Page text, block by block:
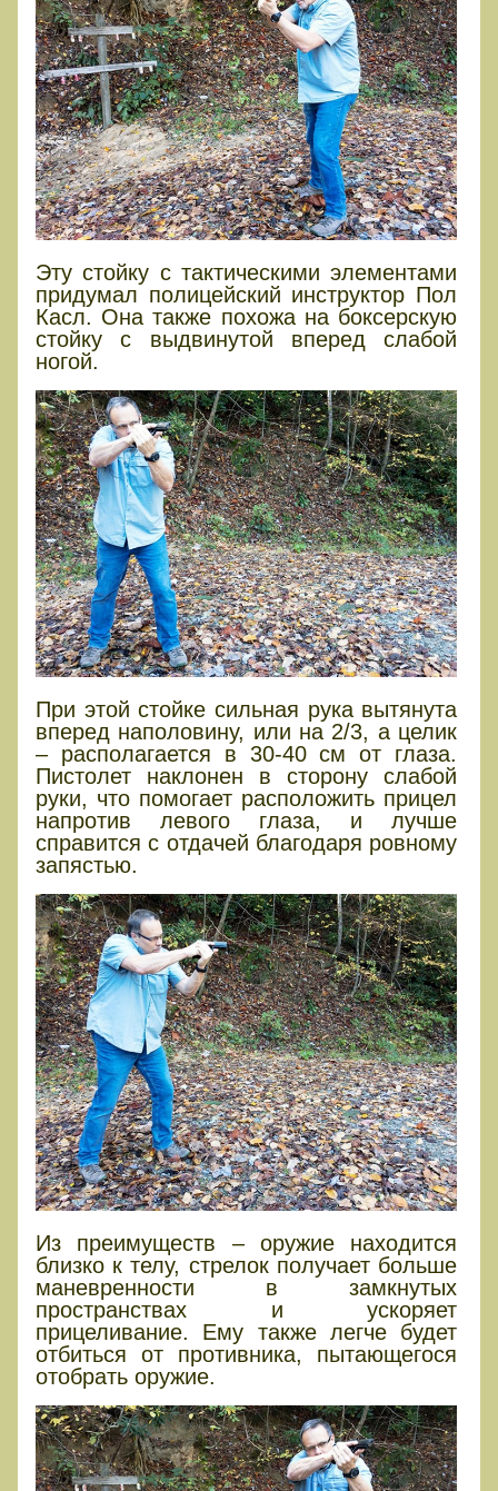
Эту стойку с тактическими элементами
придумал полицейский инструктор Пол
Касл. Она также похожа на боксерскую
стойку с выдвинутой вперед слабой
ногой.
При этой стойке сильная рука вытянута
вперед наполовину, или на 2/3, а целик
– располагается в 30-40 см от глаза.
Пистолет наклонен в сторону слабой
руки, что помогает расположить прицел
напротив левого глаза, и лучше
справится с отдачей благодаря ровному
запястью.
Из преимуществ – оружие находится
близко к телу, стрелок получает больше
маневренности в замкнутых
пространствах и ускоряет
прицеливание. Ему также легче будет
отбиться от противника, пытающегося
отобрать оружие.